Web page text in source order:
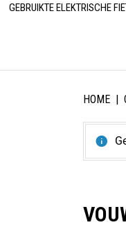
GEBRUIKTE ELEKTRISCHE
HOME |